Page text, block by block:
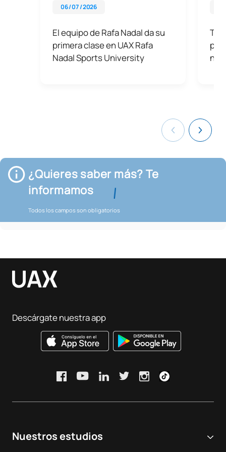
06 / 07 / 2026
El equipo de Rafa Nadal da su
primera clase en UAX Rafa
Nadal Sports University
¿Quieres saber más? Te
informamos
Todos los campos son obligatorios
Nuestros estudios
Descárgate nuestra app